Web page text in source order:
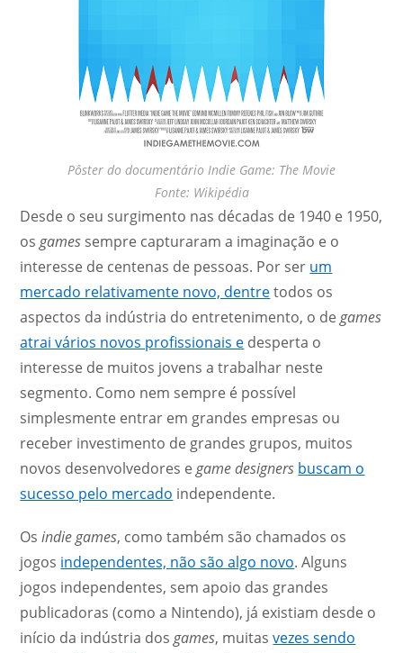
Pôster do documentário Indie Game: The Movie
Fonte: Wikipédia
Desde o seu surgimento nas décadas de 1940 e 1950,
osgames sempre capturaram a imaginação e o
interesse de centenas de pessoas. Por ser um
mercado relativamente novo, dentretodos os
aspectos da indústria do entretenimento, o degames
atrai vários novos profissionais e desperta o
interesse de muitos jovens a trabalhar neste
segmento. Como nem sempre é possível
simplesmente entrar em grandes empresas ou
receber investimento de grandes grupos, muitos
novos desenvolvedores egame designers buscam o
sucesso pelo mercado independente.
Osindie games, como também são chamados os
jogos independentes, não são algo novo. Alguns
jogos independentes, sem apoio das grandes
publicadoras (como a Nintendo), já existiam desde o
início da indústria dosgames, muitasvezes sendo